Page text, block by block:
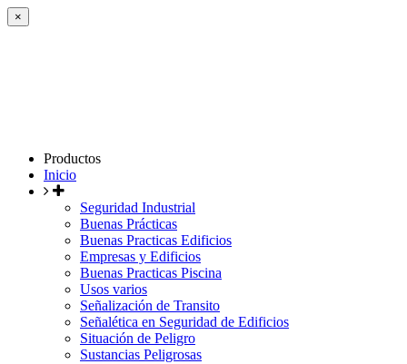
×
Productos
Inicio
Seguridad Industrial
Buenas Prácticas
Buenas Practicas Edificios
Empresas y Edificios
Buenas Practicas Piscina
Usos varios
Señalización de Transito
Señalética en Seguridad de Edificios
Situación de Peligro
Sustancias Peligrosas